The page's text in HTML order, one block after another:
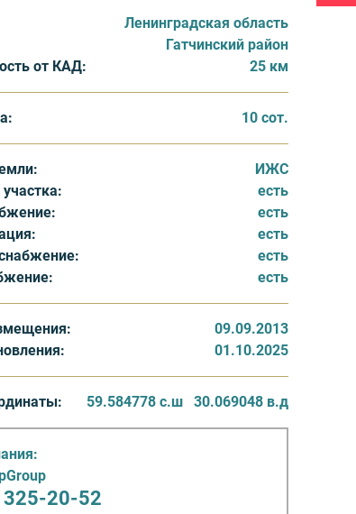
Ленинградская область
Гатчинский район
от КАД:
25 км
10 сот.
ИЖС
есть
есть
есть
есть
есть
09.09.2013
01.10.2025
59.584778 с.ш 30.069048 в.д
325-20-52